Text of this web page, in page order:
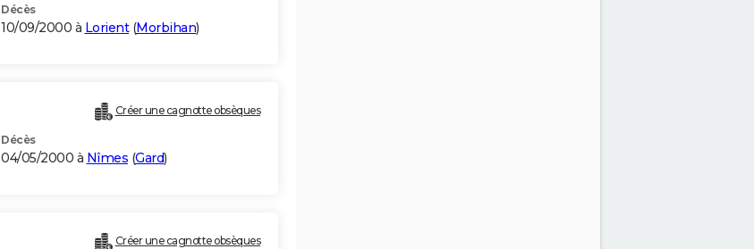
Décès
10/09/2000 à Lorient(Morbihan)
Créer une cagnotte obsèques
Décès
04/05/2000 à Nîmes (Gard)
Créer une cagnotte obsèques